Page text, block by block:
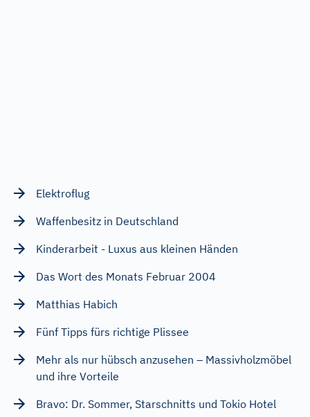
Elektroflug
Waffenbesitz in Deutschland
Kinderarbeit - Luxus aus kleinen Händen
Das Wort des Monats Februar 2004
Matthias Habich
Fünf Tipps fürs richtige Plissee
Mehr als nur hübsch anzusehen – Massivholzmöbel
und ihre Vorteile
Bravo: Dr. Sommer, Starschnitts und Tokio Hotel